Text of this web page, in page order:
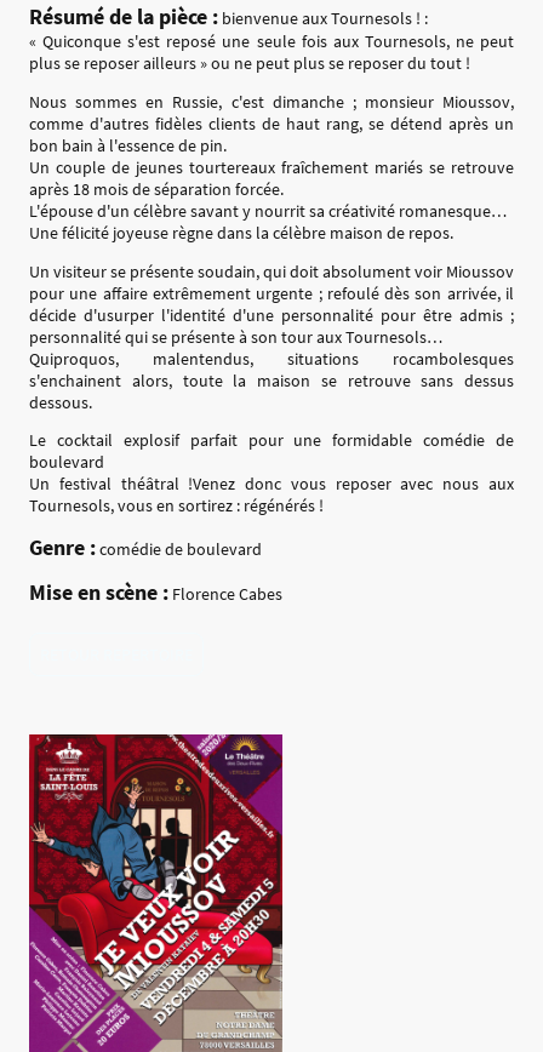
Résumé de la pièce : bienvenue aux Tournesols ! :
« Quiconque s'est reposé une seule fois aux Tournesols, ne peut
plus se reposer ailleurs » ou ne peut plus se reposer du tout !
Nous sommes en Russie, c'est dimanche ; monsieur Mioussov,
comme d'autres fidèles clients de haut rang, se détend après un
bon bain à l'essence de pin.
Un couple de jeunes tourtereaux fraîchement mariés se retrouve
après 18 mois de séparation forcée.
L'épouse d'un célèbre savant y nourrit sa créativité romanesque…
Une félicité joyeuse règne dans la célèbre maison de repos.
Un visiteur se présente soudain, qui doit absolument voir Mioussov
pour une affaire extrêmement urgente ; refoulé dès son arrivée, il
décide d'usurper l'identité d'une personnalité pour être admis ;
personnalité qui se présente à son tour aux Tournesols…
Quiproquos, malentendus, situations rocambolesques
s'enchainent alors, toute la maison se retrouve sans dessus
dessous.
Le cocktail explosif parfait pour une formidable comédie de
boulevard
Un festival théâtral !Venez donc vous reposer avec nous aux
Tournesols, vous en sortirez : régénérés !
Genre :comédie de boulevard
Mise en scène : Florence Cabes